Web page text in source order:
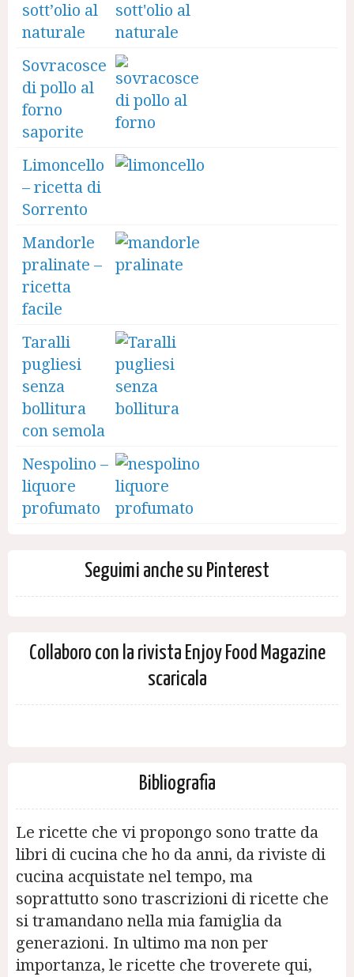
sott’olio al
naturale
Sovracosce
di pollo al
forno
saporite
Limoncello
– ricetta di
Sorrento
Mandorle
pralinate –
ricetta
facile
Taralli
pugliesi
senza
bollitura
con semola
Nespolino –
liquore
profumato
Seguimi anche su Pinterest
Collaboro con la rivista Enjoy Food Magazine
scaricala
Bibliografia
Le ricette che vi propongo sono tratte da
libri di cucina che ho da anni, da riviste di
cucina acquistate nel tempo, ma
soprattutto sono trascrizioni di ricette che
si tramandano nella mia famiglia da
generazioni. In ultimo ma non per
importanza, le ricette che troverete qui,